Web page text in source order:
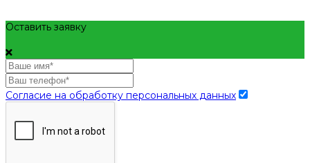
Оставить заявку
Согласие на обработку персональных данных